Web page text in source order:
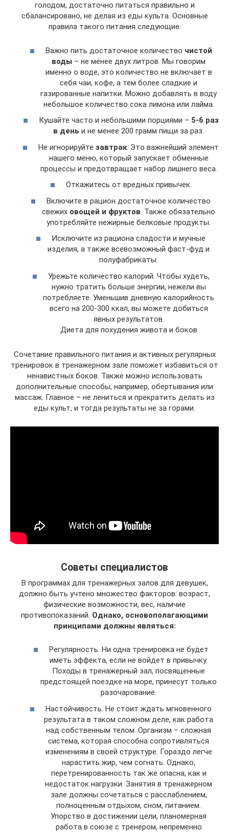
голодом, достаточно питаться правильно и
сбалансировано, не делая из еды культа. Основные
правила такого питания следующие:
Важно пить достаточное количество чистой
воды – не менее двух литров. Мы говорим
именно о воде, это количество не включает в
себя чаи, кофе, а тем более сладкие и
газированные напитки. Можно добавлять в воду
небольшое количество сока лимона или лайма.
Кушайте часто и небольшими порциями – 5-6 раз
в день и не менее 200 грамм пищи за раз.
Не игнорируйте завтрак. Это важнейший элемент
нашего меню, который запускает обменные
процессы и предотвращает набор лишнего веса.
Откажитесь от вредных привычек.
Включите в рацион достаточное количество
свежих овощей и фруктов. Также обязательно
употребляйте нежирные белковые продукты.
Исключите из рациона сладости и мучные
изделия, а также всевозможный фаст-фуд и
полуфабрикаты.
Урежьте количество калорий. Чтобы худеть,
нужно тратить больше энергии, нежели вы
потребляете. Уменьшив дневную калорийность
всего на 200-300 ккал, вы можете добиться
явных результатов.
Диета для похудения живота и боков
Сочетание правильного питания и активных регулярных
тренировок в тренажерном зале поможет избавиться от
ненавистных боков. Также можно использовать
дополнительные способы, например, обертывания или
массаж. Главное – не лениться и прекратить делать из
еды культ, и тогда результаты не за горами.
Советы специалистов
В программах для тренажерных залов для девушек,
должно быть учтено множество факторов: возраст,
физические возможности, вес, наличие
противопоказаний. Однако, основополагающими
принципами должны являться:
Регулярность. Ни одна тренировка не будет
иметь эффекта, если не войдет в привычку.
Походы в тренажерный зал, посвященные
предстоящей поездке на море, принесут только
разочарование.
Настойчивость. Не стоит ждать мгновенного
результата в таком сложном деле, как работа
над собственным телом. Организм – сложная
система, которая способна сопротивляться
изменениям в своей структуре. Гораздо легче
нарастить жир, чем согнать. Однако,
перетренированность так же опасна, как и
недостаток нагрузки. Занятия в тренажерном
зале должны сочетаться с расслаблением,
полноценным отдыхом, сном, питанием.
Упорство в достижении цели, планомерная
работа в союзе с тренером, непременно